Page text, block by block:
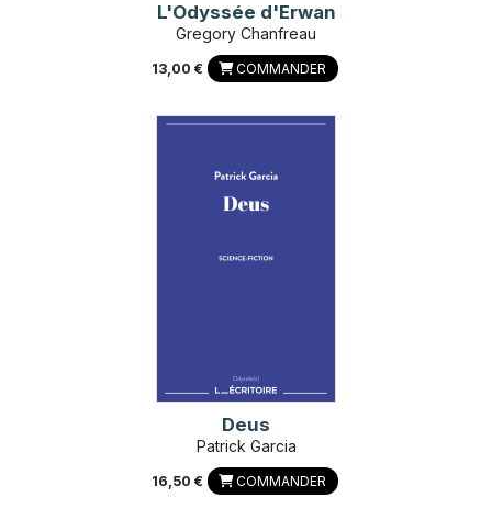
L'Odyssée d'Erwan
Gregory Chanfreau
13,00 € COMMANDER
Deus
Patrick Garcia
16,50 € COMMANDER